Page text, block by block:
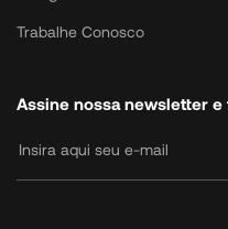
Trabalhe Conosco
Assine nossa newsletter